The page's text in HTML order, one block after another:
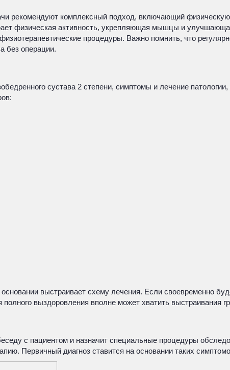
рекомендуют комплексный подход, включающий
физическая активность, укрепляющая мышцы и
процедуры. Важно помнить, что
без операции.
сустава 2 степени, симптомы и лечение
выстраивает схему лечения. Если своевременно
выздоровления вполне может хватить выстраивания
с пациентом и назначит специальные процедуры
Первичный диагноз ставится на основании таких